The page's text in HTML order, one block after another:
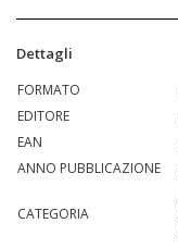
Dettagli
FORMATO
EDITORE
EAN
ANNO PUBBLICAZIONE
CATEGORIA